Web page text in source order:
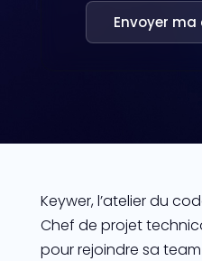
Envoyer
Keywer, l’atelier du
Chef de projet
pour rejoindre sa team